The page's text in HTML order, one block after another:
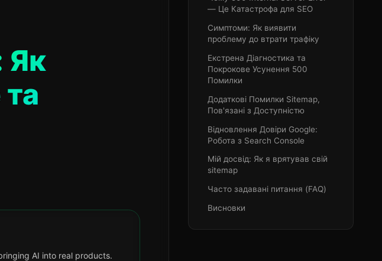
Як
AI into real products.
— Це Катастрофа для SEO
Симптоми: Як виявити
проблему до втрати трафіку
Екстрена Діагностика та
Покрокове Усунення 500
Помилки
Додаткові Помилки Sitemap,
Пов'язані з Доступністю
Відновлення Довіри Google:
Робота з Search Console
Мій досвід: Як я врятував свій
sitemap
Часто задавані питання (FAQ)
Висновки